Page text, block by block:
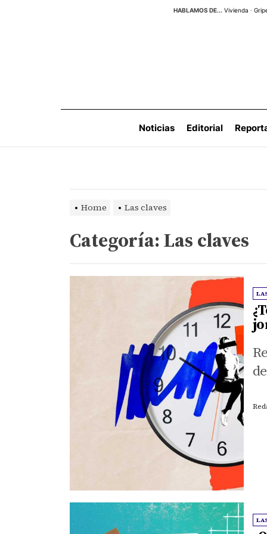
HABLAMOS DE... Vivienda ·
Noticias Editorial
Home Las claves
Categoría: Las claves